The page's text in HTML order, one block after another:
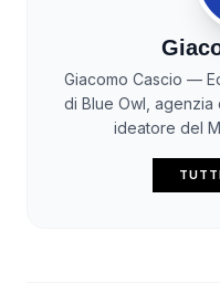
Giacomo Cascio —
di Blue Owl, agenzia
ideatore del